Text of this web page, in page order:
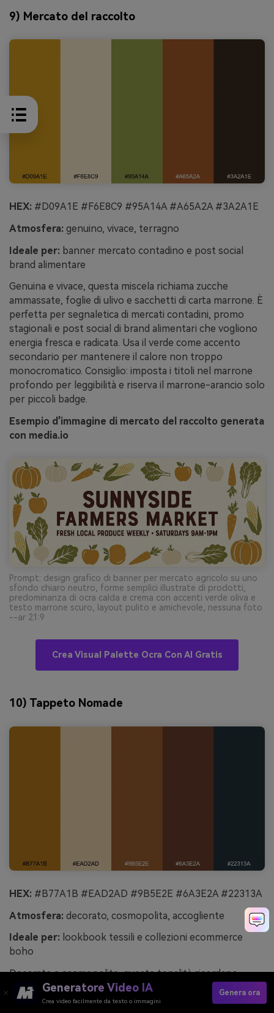
9) Mercato del raccolto
HEX: #D09A1E #F6E8C9 #95A14A #A65A2A #3A2A1E
Atmosfera: genuino, vivace, terragno
Ideale per: banner mercato contadino e post social
brand alimentare
Genuina e vivace, questa miscela richiama zucche
ammassate, foglie di ulivo e sacchetti di carta marrone. È
perfetta per segnaletica di mercati contadini, promo
stagionali e post social di brand alimentari che vogliono
energia fresca e radicata. Usa il verde come accento
secondario per mantenere il calore non troppo
monocromatico. Consiglio: imposta i titoli nel marrone
profondo per leggibilità e riserva il marrone-arancio solo
per piccoli badge.
Esempio d'immagine di mercato del raccolto generata
con media.io
Prompt: design grafico di banner per mercato agricolo su uno
sfondo chiaro neutro, forme semplici illustrate di prodotti,
predominanza di ocra calda e crema con accenti verde oliva e
testo marrone scuro, layout pulito e amichevole, nessuna foto
--ar 21:9
Crea Visual Palette Ocra Con AI Gratis
10) Tappeto Nomade
HEX: #B77A1B #EAD2AD #9B5E2E #6A3E2A #22313A
Atmosfera: decorato, cosmopolita, accogliente
Ideale per: lookbook tessili e collezioni ecommerce
boho
Decorate e cosmopolite, queste tonalità ricordano
tappeti intrecciati, cinghie di pelle e ombre blu
crepuscolari. Funzionano bene per lookbook tessili,
Generatore Video IA
Crea video facilmente da testo o immagini
Genera ora